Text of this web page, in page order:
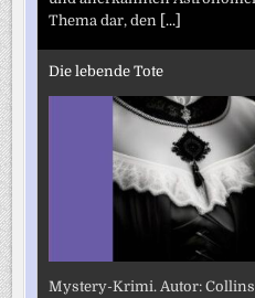
Thema dar, den
[...]
Die lebende Tote
Mystery-Krimi. Autor: